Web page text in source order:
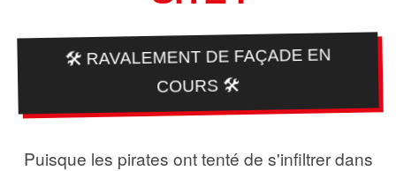
🛠️ RAVALEMENT DE FAÇADE EN
COURS 🛠️
Puisque les pirates ont tenté de s'infiltrer dans